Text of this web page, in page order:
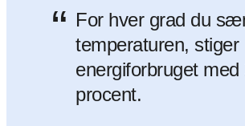
“ For hver grad du
temperaturen, stiger
energiforbruget med
procent.